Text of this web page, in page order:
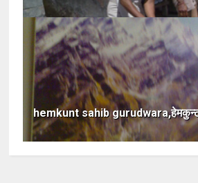
hemkunt sahib gurudwara,हेमकुन्ट